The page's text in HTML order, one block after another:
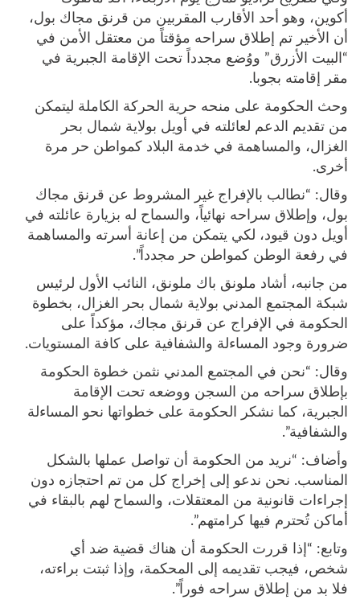
أكوين، وهو أحد الأقارب المقربين من قرنق مجاك بول،
أن الأخير تم إطلاق سراحه مؤقتاً من معتقل الأمن في
“البيت الأزرق” ووُضع مجدداً تحت الإقامة الجبرية في
مقر إقامته بجوبا.
وحث الحكومة على منحه حرية الحركة الكاملة ليتمكن
من تقديم الدعم لعائلته في أويل بولاية شمال بحر
الغزال، والمساهمة في خدمة البلاد كمواطن حر مرة
أخرى.
وقال: “نطالب بالإفراج غير المشروط عن قرنق مجاك
بول، وإطلاق سراحه نهائياً، والسماح له بزيارة عائلته في
أويل دون قيود، لكي يتمكن من إعانة أسرته والمساهمة
في رفعة الوطن كمواطن حر مجدداً”.
من جانبه، أشاد ملونق باك ملونق، النائب الأول لرئيس
شبكة المجتمع المدني بولاية شمال بحر الغزال، بخطوة
الحكومة في الإفراج عن قرنق مجاك، مؤكداً على
ضرورة وجود المساءلة والشفافية على كافة المستويات.
وقال: “نحن في المجتمع المدني نثمن خطوة الحكومة
بإطلاق سراحه من السجن ووضعه تحت الإقامة
الجبرية، كما نشكر الحكومة على خطواتها نحو المساءلة
والشفافية”.
وأضاف: “نريد من الحكومة أن تواصل عملها بالشكل
المناسب. نحن ندعو إلى إخراج كل من تم احتجازه دون
إجراءات قانونية من المعتقلات، والسماح لهم بالبقاء في
أماكن تُحترم فيها كرامتهم”.
وتابع: “إذا قررت الحكومة أن هناك قضية ضد أي
شخص، فيجب تقديمه إلى المحكمة، وإذا ثبتت براءته،
فلا بد من إطلاق سراحه فوراً”.